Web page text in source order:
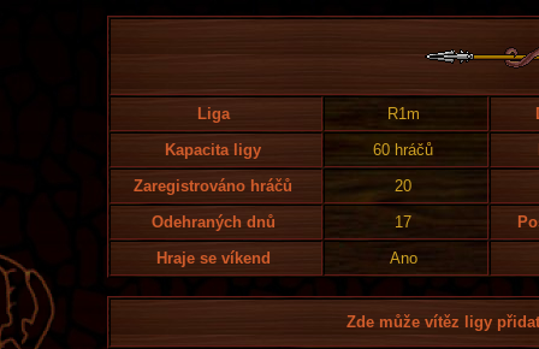
Liga R1m
Kapacita ligy
60 hráčů
Zaregistrováno hráčů
20
Odehraných dnů
17
Hraje se víkend
Ano
Zde může vítěz ligy